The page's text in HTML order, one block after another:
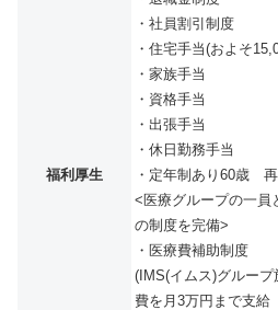
福利厚生
・社員割引制度
・住宅手当(およそ
・家族手当
・資格手当
・出張手当
・休日勤務手当
・定年制あり60歳
<医療グループの一員
の制度を完備>
・医療費補助制度
(IMS(イムス)グルー
費を月3万円まで支給